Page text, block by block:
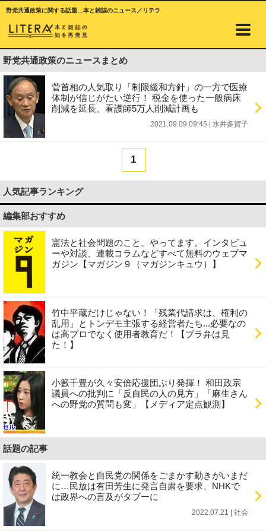
野党共通政策に関する話題…本と雑誌のニュース／リテラ
野党共通政策のニュースまとめ
菅首相の人気取り「制限緩和方針」の一方で医療
体制が信じがたい逆行！ 税金を使った一般病床
削減を延長、看護師5万人削減計画も
2021.09.09 09:45 水井多賀子
1
人気記事ランキング
編集部おすすめ
憲法と社会問題のこと、やってます。インタビュ
ーや対談、連載コラムなどすべて無料のウェブマ
ガジン【マガジン９（マガジンキュウ）】
竹中平蔵だけじゃない！「残業代請求は、権利の
乱用」とトンデモ主張する経営者たち...必要なの
は高プロでなく使用者教育だ！【ブラ弁は見
た！】
小籔千豊が久々安倍応援団ぶり発揮！ 和田政宗
議員への批判に「反自民の人の見方」「麻生さん
への野党の質問も変」【メディア定点観測】
話題の記事
統一教会と自民党の関係をごまかす動きがいまだ
に…民放は有田芳生に発言自粛を要求、NHKで
は政界への言及がタブーに
2022.07.21 | 社会